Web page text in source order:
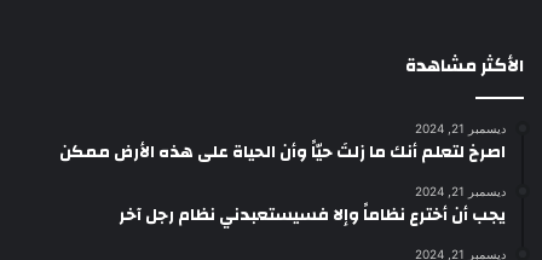
الأكثر مشاهدة
ديسمبر 21, 2024
‫اصرخ لتعلم أنك ما زلتَ حيّاً وأن الحياة على هذه الأرض ممكن
ديسمبر 21, 2024
يجب أن أخترع نظاماً وإلا فسيستعبدني نظام رجل آخر
ديسمبر 21, 2024